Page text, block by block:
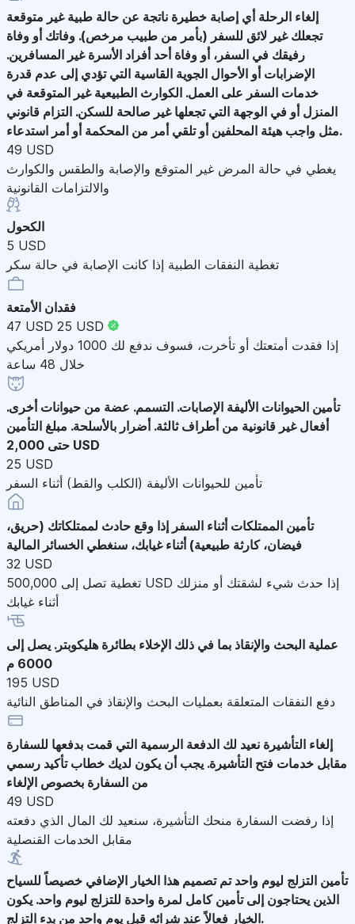
إلغاء الرحلة أي إصابة خطيرة ناتجة عن حالة طبية غير متوقعة
تجعلك غير لائق للسفر (بأمر من طبيب مرخص). وفاتك أو وفاة
رفيقك في السفر، أو وفاة أحد أفراد الأسرة غير المسافرين.
الإضرابات أو الأحوال الجوية القاسية التي تؤدي إلى عدم قدرة
خدمات السفر على العمل. الكوارث الطبيعية غير المتوقعة في
المنزل أو في الوجهة التي تجعلها غير صالحة للسكن. التزام قانوني
مثل واجب هيئة المحلفين أو تلقي أمر من المحكمة أو أمر استدعاء.
49 USD
يغطي في حالة المرض غير المتوقع والإصابة والطقس والكوارث
والالتزامات القانونية
الكحول
5 USD
تغطية النفقات الطبية إذا كانت الإصابة في حالة سكر
فقدان الأمتعة
47 USD 25 USD
إذا فقدت أمتعتك أو تأخرت، فسوف ندفع لك 1000 دولار أمريكي
خلال 48 ساعة
تأمين الحيوانات الأليفة الإصابات. التسمم. عضة من حيوانات أخرى.
أفعال غير قانونية من أطراف ثالثة. أضرار بالأسلحة. مبلغ التأمين
حتى 2,000 USD
25 USD
تأمين للحيوانات الأليفة (الكلب والقط) أثناء السفر
تأمين الممتلكات أثناء السفر إذا وقع حادث لممتلكاتك (حريق،
فيضان، كارثة طبيعية) أثناء غيابك، سنغطي الخسائر المالية
32 USD
تغطية تصل إلى 500,000 USD إذا حدث شيء لشقتك أو منزلك
أثناء غيابك
عملية البحث والإنقاذ بما في ذلك الإخلاء بطائرة هليكوبتر. يصل إلى
6000 م
195 USD
دفع النفقات المتعلقة بعمليات البحث والإنقاذ في المناطق النائية
إلغاء التأشيرة نعيد لك الدفعة الرسمية التي قمت بدفعها للسفارة
مقابل خدمات فتح التأشيرة. يجب أن يكون لديك خطاب تأكيد رسمي
من السفارة بخصوص الإلغاء
49 USD
إذا رفضت السفارة منحك التأشيرة، سنعيد لك المال الذي دفعته
مقابل الخدمات القنصلية
تأمين التزلج ليوم واحد تم تصميم هذا الخيار الإضافي خصيصاً للسياح
الذين يحتاجون إلى تأمين كامل لمرة واحدة للتزلج ليوم واحد. يكون
الخيار فعالاً عند شرائه قبل يوم واحد من بدء التزلج.